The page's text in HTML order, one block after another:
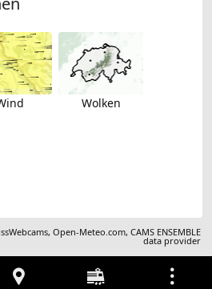
Wolken
,Open-Meteo.com,CAMS ENSEMBLE
data provider